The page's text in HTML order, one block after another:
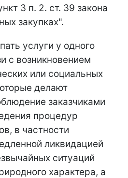
3 п. 2. ст. 39 закона
закупках".
услуги у одного
с возникновением
или социальных
делают
заказчиками
процедур
в частности
ликвидацией
ситуаций
характера, а